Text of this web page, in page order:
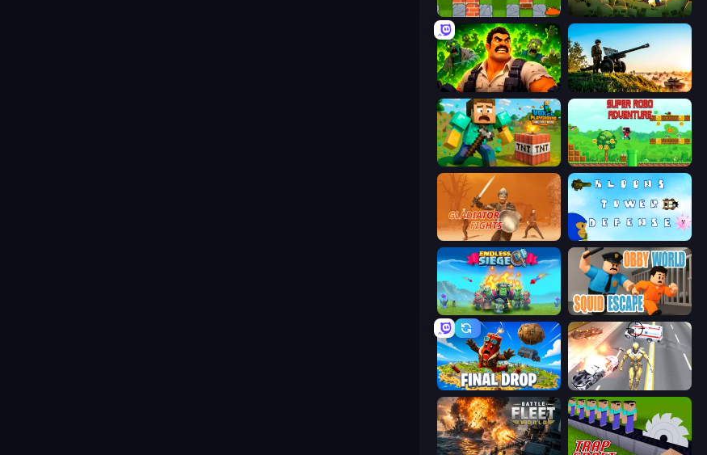
Bomber Friends Zombie Road
Zombie Lab Escape Artillery Vs Tanks
Voxel Playground: Ragdoll Noob Super Robo - Adventure
Gladiator Fights
Endless Siege
Final Drop